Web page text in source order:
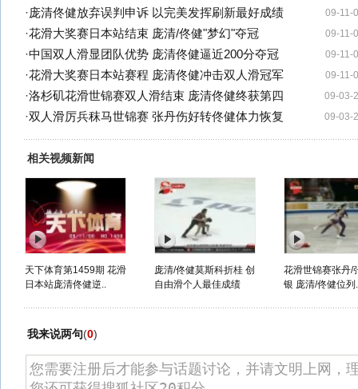
09-11-
·庞清佟健放弃误判申诉 以完美发挥刷新最好成绩
09-11-
·花滑大奖赛日本站结束 庞清/佟健"梦幻"夺冠
09-11-
·中国双人滑显团队优势 庞清佟健逼近200分夺冠
09-11-
·花滑大奖赛日本站赛程 庞清佟健冲击双人滑冠军
09-03-
·洛杉矶花滑世锦赛双人滑结束 庞清佟健终获第四
09-03-
·双人滑厉兵秣马世锦赛 张丹伤好转佟健体力恢复
相关视频新闻
天下体育第1459期 花滑
日本站庞清佟健逆..
庞清/佟健莫斯科折桂 创
自由滑个人最佳成绩
花滑世锦赛张丹/
银 庞清/佟健位列
我来说两句(0)